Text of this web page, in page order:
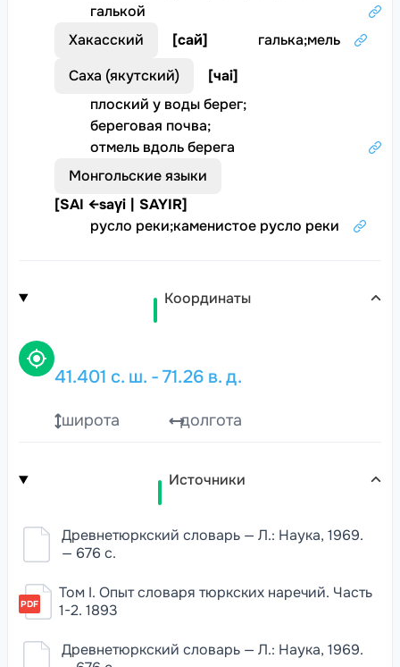
галькой
Хакасский
[сай] галька;мель
Саха (якутский)
[чаi]
плоский у воды берег;
береговая почва;
отмель вдоль берега
Монгольские языки
[SAI ←saγi | SAYIR]
русло реки;каменистое русло реки
Координаты
41.401 с. ш. - 71.26 в. д.
широта долгота
Источники
Древнетюркский словарь — Л.: Наука, 1969.
— 676 с.
PDF
Том I. Опыт словаря тюркских наречий. Часть
1-2. 1893
Древнетюркский словарь — Л.: Наука, 1969.